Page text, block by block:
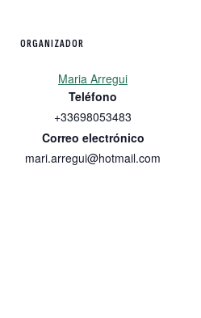
ORGANIZADOR
Maria Arregui
Teléfono
+33698053483
Correo electrónico
mari.arregui@hotmail.com